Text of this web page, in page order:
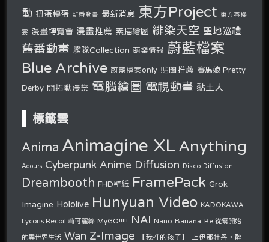
動 扭蛋轉蛋 新番動畫 最新消息 東方Project 東方春櫻
宴 漫畫博覽會 漫畫推薦 素描繪圖 緋染天空 聖地巡禮
舊番動畫 艦隊Collection 萌樂情報 蔚藍檔案
Blue Archive 蔚藍檔案only 貼圖推薦 賽馬娘 Pretty
Derby 開拓動漫祭 電腦繪圖 電視動畫 黏土人
標籤雲
Anima Animagine XL Anything
Aqours Cyberpunk Anime Diffusion Disco Diffusion
Dreambooth FHD壁紙 FramePack Grok
Imagine Hololive Hunyuan Video KADOKAWA
Lycoris Recoil 莉可麗絲 MyGO!!!!! NAI Nano Banana Re:從零開始
的異世界生活 Wan Z-Image 【我推的孩子】 上伊那牡丹，醉